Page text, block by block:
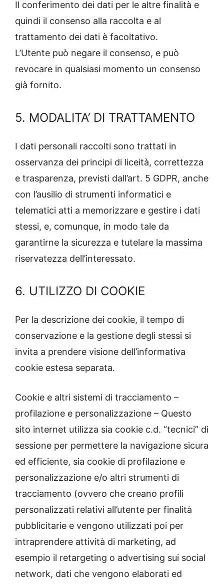
Il conferimento dei dati per le altre finalità e
quindi il consenso alla raccolta e al
trattamento dei dati è facoltativo.
L’Utente può negare il consenso, e può
revocare in qualsiasi momento un consenso
già fornito.
5. MODALITA’ DI TRATTAMENTO
I dati personali raccolti sono trattati in
osservanza dei principi di liceità, correttezza
e trasparenza, previsti dall’art. 5 GDPR, anche
con l’ausilio di strumenti informatici e
telematici atti a memorizzare e gestire i dati
stessi, e, comunque, in modo tale da
garantirne la sicurezza e tutelare la massima
riservatezza dell’interessato.
6. UTILIZZO DI COOKIE
Per la descrizione dei cookie, il tempo di
conservazione e la gestione degli stessi si
invita a prendere visione dell’informativa
cookie estesa separata.
Cookie e altri sistemi di tracciamento –
profilazione e personalizzazione – Questo
sito internet utilizza sia cookie c.d. “tecnici” di
sessione per permettere la navigazione sicura
ed efficiente, sia cookie di profilazione e
personalizzazione e/o altri strumenti di
tracciamento (ovvero che creano profili
personalizzati relativi all’utente per finalità
pubblicitarie e vengono utilizzati poi per
intraprendere attività di marketing, ad
esempio il retargeting o advertising sui social
network, dati che vengono elaborati ed